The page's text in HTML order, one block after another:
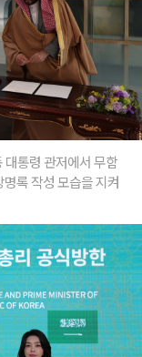
통령 관저에서 무함
록 작성 모습을 지켜